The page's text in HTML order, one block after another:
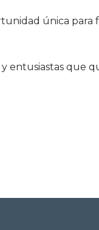
única
entusiastas que